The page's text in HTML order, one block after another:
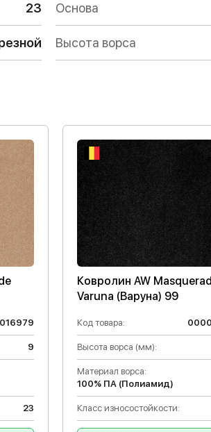
23 Основа
Высота ворса
9
23
Ковролин AW
Varuna (Варуна) 99
Код товара:
Высота ворса (мм):
Материал ворса:
100% ПА (Полиамид)
Класс износостойкости: